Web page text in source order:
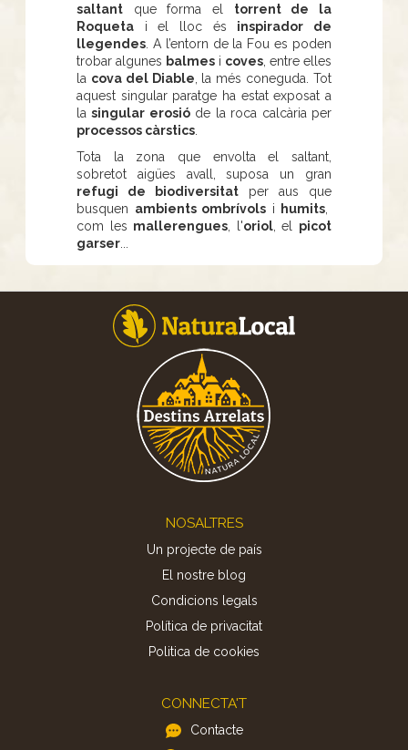
saltant que forma el torrent de la
Roqueta i el lloc és inspirador de
llegendes . A l’entorn de la Fou es poden
trobar algunes balmes i coves , entre elles
la cova del Diable , la més coneguda. Tot
aquest singular paratge ha estat exposat a
lasingular erosióde la roca calcària per
processos càrstics
Tota la zona que envolta el saltant,
sobretot aigües avall, suposa un gran
refugi de biodiversitat per aus que
busquen ambients ombrívols i humits
com les mallerengues , l'oriol, el picot
garser
NOSALTRES
Un projecte de país
El nostre blog
Condicions legals
Política de privacitat
Politica de cookies
CONNECTA'T
Contacte